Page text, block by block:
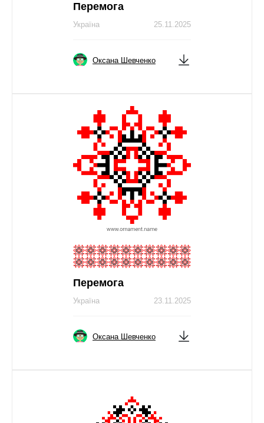
Перемога
25.11.2025
Україна
Оксана Шевченко
Перемога
23.11.2025
Україна
Оксана Шевченко